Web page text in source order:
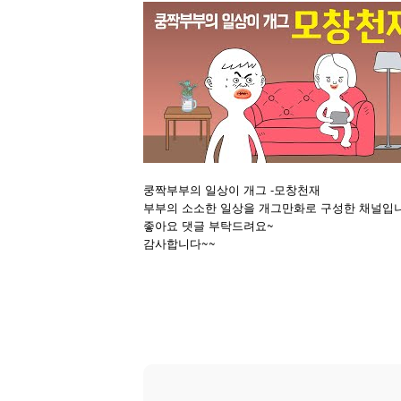
쿵짝부부의 일상이 개그 -모창천재
부부의 소소한 일상을 개그만화로 구성한 채널입
좋아요 댓글 부탁드려요 ~
감사합니다~~